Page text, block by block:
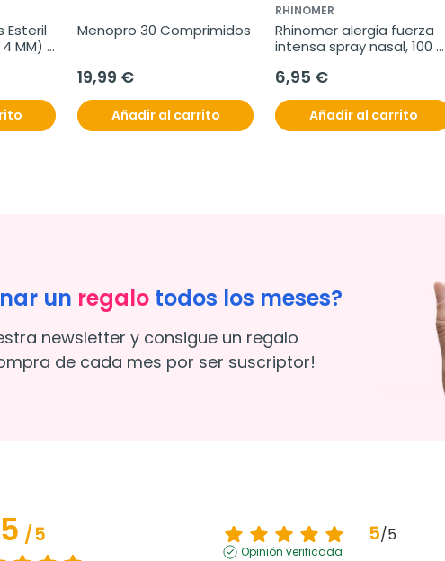
Esteril
MM)
Menopro 30 Comprimidos
19,99 €
Añadir al carrito
RHINOMER
Rhinomer alergia fuerza
intensa spray nasal, 100
6,95 €
Añadir al carrito
un regalo todos los meses?
newsletter y consigue un regalo
de cada mes por ser suscriptor!
5/5 5/5
Opinión verificada